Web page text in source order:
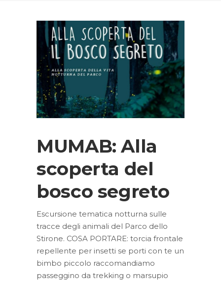
MUMAB: Alla
scoperta del
bosco segreto
Escursione tematica notturna sulle
tracce degli animali del Parco dello
Stirone. COSA PORTARE: torcia frontale
repellente per insetti se porti con te un
bimbo piccolo raccomandiamo
passeggino da trekking o marsupio